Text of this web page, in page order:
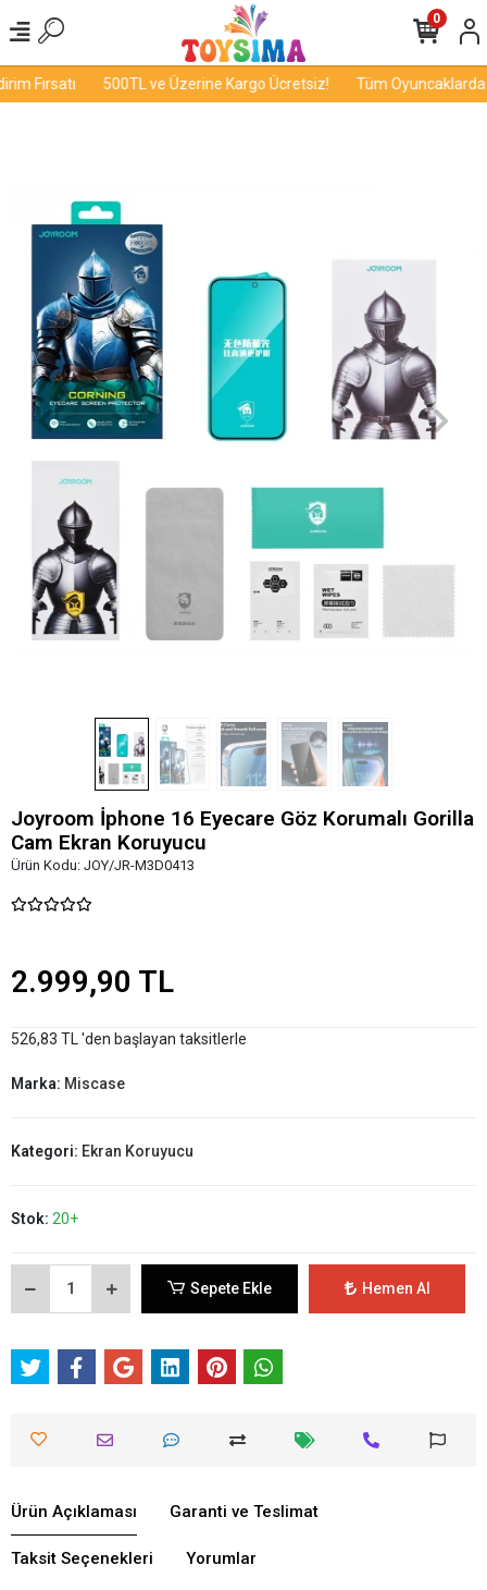
Fırsatı 500TL ve Üzerine Kargo Ücretsiz! Tüm Oyuncaklarda
0
Joyroom İphone 16 Eyecare Göz Korumalı Gorilla
Cam Ekran Koruyucu
Ürün Kodu: JOY/JR-M3D0413
2.999,90 TL
526,83 TL 'den başlayan taksitlerle
Marka: Miscase
Kategori: Ekran Koruyucu
Stok: 20+
Sepete Ekle Hemen Al
Ürün Açıklaması Garanti ve Teslimat
Taksit Seçenekleri Yorumlar